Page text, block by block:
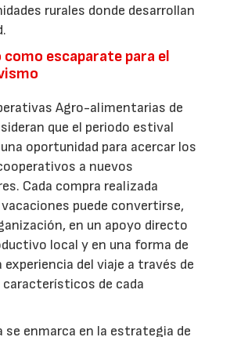
rurales donde desarrollan
escaparate para el
Agro-alimentarias de
que el periodo estival
oportunidad para acercar los
a nuevos
Cada compra realizada
puede convertirse,
en un apoyo directo
local y en una forma de
experiencia del viaje a través de
característicos de cada
se enmarca en la estrategia de